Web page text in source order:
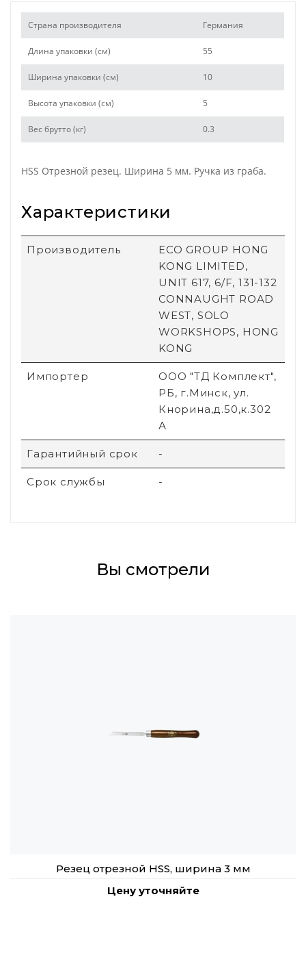
Страна производителя Германия
Длина упаковки (см) 55
Ширина упаковки (см) 10
Высота упаковки (см) 5
Вес брутто (кг) 0.3
HSS Отрезной резец. Ширина 5 мм. Ручка из граба.
Характеристики
Производитель
ECO GROUP HONG
KONG LIMITED,
UNIT 617, 6/F, 131-132
CONNAUGHT ROAD
WEST, SOLO
WORKSHOPS, HONG
KONG
Импортер
ООО "ТД Комплект",
РБ, г.Минск, ул.
Кнорина,д.50,к.302
А
Гарантийный срок -
Срок службы -
Вы смотрели
Резец отрезной HSS, ширина 3 мм
Цену уточняйте